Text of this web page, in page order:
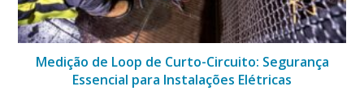
Medição de Loop de Curto-Circuito: Segurança
Essencial para Instalações Elétricas